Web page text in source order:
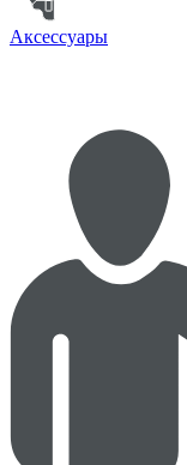
Аксессуары